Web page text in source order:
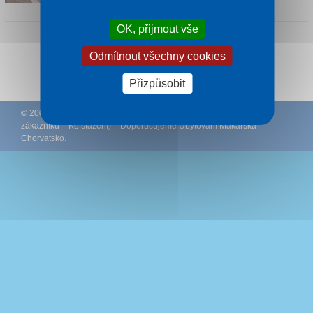
Sledujte CK Rywal na Facebooku
© 2002 – 2026 CK Rywal – (
zákazníků–Ke stažení) – DoporučujemeUbytování Makarská
Chorvatsko.
OK, přijmout vše
Odmítnout všechny cookies
Přizpůsobit